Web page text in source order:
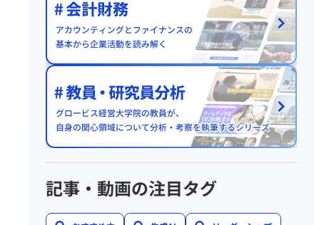
記事・動画の注目タグ